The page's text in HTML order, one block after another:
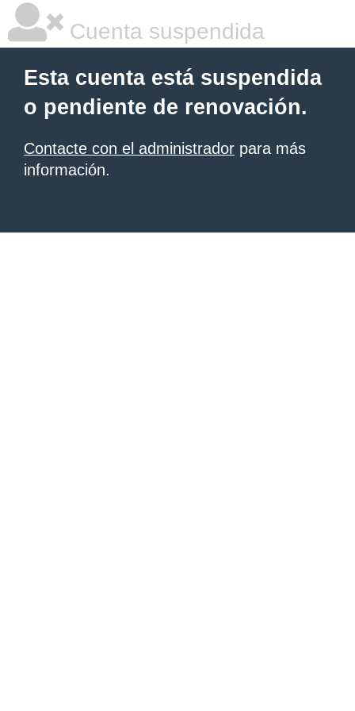
Cuenta suspendida
Esta cuenta está suspendida
o pendiente de renovación.
Contacte con el administrador para más
información.